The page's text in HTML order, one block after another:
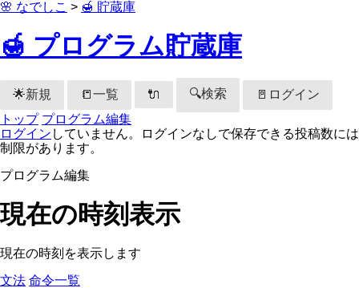
🌸 なでしこ > 🍯 貯蔵庫
🍯 プログラム貯蔵庫
🌟新規 📒一覧 🔌 🔍検索
🚪ログイン
トップ プログラム編集
ログイン していません。ログインなしで保存できる投稿数には
制限があります。
プログラム編集
現在の時刻表示
現在の時刻を表示します
文法 命令一覧